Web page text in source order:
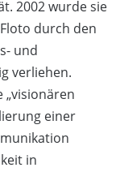
2002 wurde sie
durch den
und
verliehen.
„visionären
einer
in